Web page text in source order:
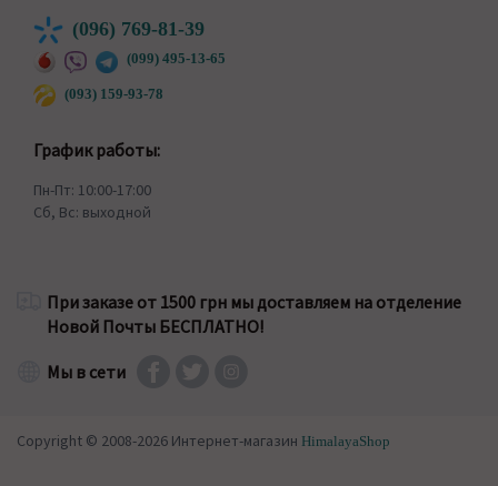
(096) 769-81-39
(099) 495-13-65
(093) 159-93-78
График работы:
Пн-Пт: 10:00-17:00
Сб, Вс: выходной
При заказе от 1500 грн мы доставляем на отделение
Новой Почты БЕСПЛАТНО!
Мы в сети
Copyright © 2008-2026 Интернет-магазин HimalayaShop